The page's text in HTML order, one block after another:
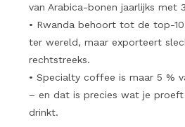
van Arabica-bonen jaarlijks met
• Rwanda behoort tot de top-
ter wereld, maar exporteert
rechtstreeks.
• Specialty coffee is maar 5 %
– en dat is precies wat je proeft
drinkt.